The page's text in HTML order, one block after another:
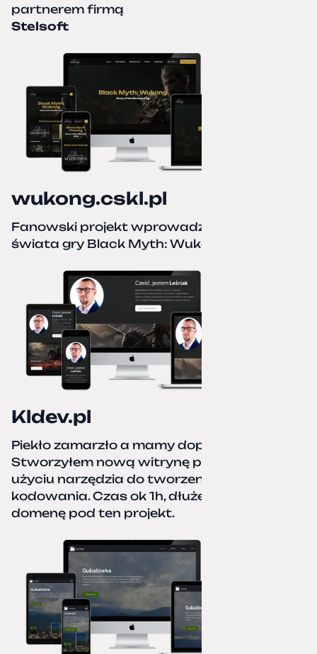
partnerem firmą
Stelsoft
wukong.cskl.pl
Fanowski projekt wprowadzający do
świata gry Black Myth: Wukong
Kldev.pl
Piekło zamarzło a mamy dopiero jesień.
Stworzyłem nową witrynę portfolio przy
użyciu narzędzia do tworzenia stron bez
kodowania. Czas ok 1h, dłużej podpinałem
domenę pod ten projekt.